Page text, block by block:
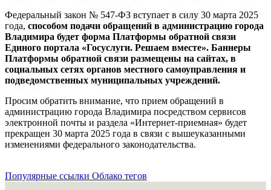
Федеральный закон № 547-ФЗ вступает в силу 30 марта 2025
года, способом подачи обращений в администрацию города
Владимира будет форма Платформы обратной связи
Единого портала «Госуcлуги. Решаем вместе». Баннеры
Платформы обратной связи размещены на сайтах, в
социальных сетях органов местного самоуправления и
подведомственных муниципальных учреждений.
Просим обратить внимание, что прием обращений в
администрацию города Владимира посредством сервисов
электронной почты и раздела «Интернет-приемная» будет
прекращен 30 марта 2025 года в связи с вышеуказанными
изменениями федерального законодательства.
Популярные ссылки Облако тегов